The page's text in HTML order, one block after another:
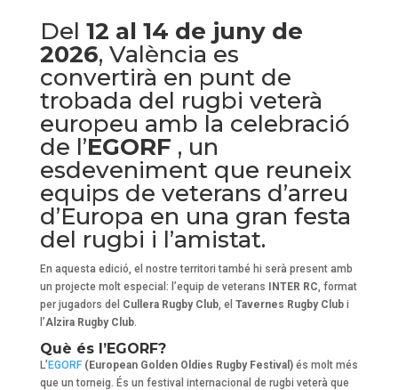
Del 12 al 14 de juny de
2026, València es
convertirà en punt de
trobada del rugbi veterà
europeu amb la celebració
de l’EGORF , un
esdeveniment que reuneix
equips de veterans d’arreu
d’Europa en una gran festa
del rugbi i l’amistat.
En aquesta edició, el nostre territori també hi serà present amb
un projecte molt especial: l’equip de veterans INTER RC, format
per jugadors del Cullera Rugby Club, el Tavernes Rugby Clubi
l’Alzira Rugby Club.
Què és l’EGORF?
L’EGORF (European Golden Oldies Rugby Festival)és molt més
que un torneig. És un festival internacional de rugbi veterà que